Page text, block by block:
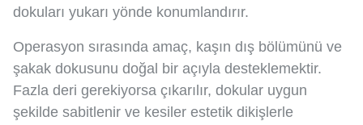
dokuları yukarı yönde konumlandırır.
Operasyon sırasında amaç, kaşın dış bölümünü ve
şakak dokusunu doğal bir açıyla desteklemektir.
Fazla deri gerekiyorsa çıkarılır, dokular uygun
şekilde sabitlenir ve kesiler estetik dikişlerle